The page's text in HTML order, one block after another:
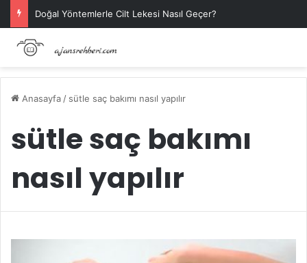
Doğal Yöntemlerle Cilt Lekesi Nasıl Geçer?
Anasayfa / sütle saç bakımı nasıl yapılır
sütle saç bakımı
nasıl yapılır